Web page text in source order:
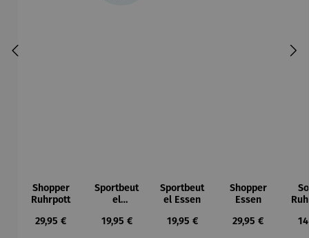
Shopper
Ruhrpott
Regulärer Preis:
29,95 €
Sportbeut
el
Regulärer Preis:
19,95 €
Sportbeut
el Essen
Regulärer Preis:
19,95 €
Shopper
Essen
Regulärer Preis:
29,95 €